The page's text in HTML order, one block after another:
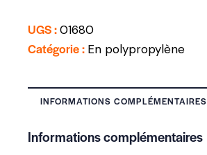
UGS :01680
Catégorie : En polypropylène
INFORMATIONS COMPLÉMENTAIRES
Informations complémentaires